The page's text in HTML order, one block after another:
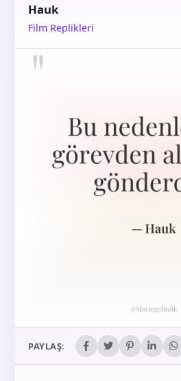
Hauk
Film Replikleri
PAYLAŞ: